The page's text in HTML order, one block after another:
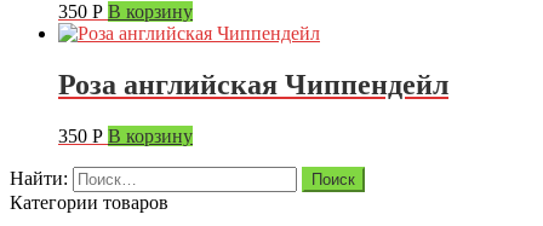
350 Р В корзину
Роза английская Чиппендейл
350 Р В корзину
Найти:
Категории товаров